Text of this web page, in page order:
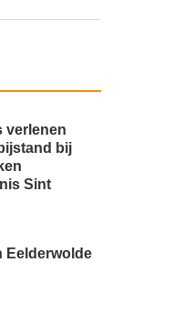
verlenen
bij
Sint
Eelderwolde